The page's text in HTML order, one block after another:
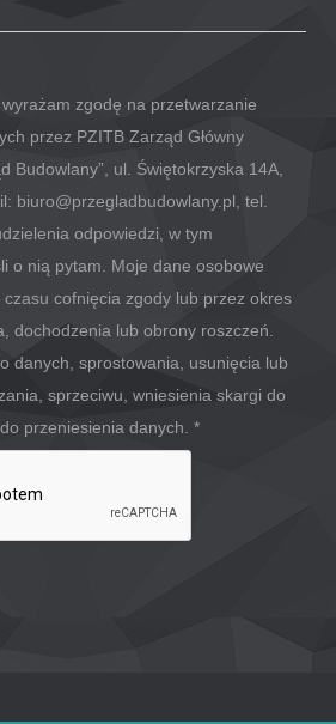
zgodę na przetwarzanie
przez PZITB Zarząd Główny
Budowlany”, ul. Świętokrzyska 14A,
biuro@przegladbudowlany.pl, tel.
odpowiedzi, w tym
o nią pytam. Moje dane osobowe
cofnięcia zgody lub przez okres
dochodzenia lub obrony roszczeń.
danych, sprostowania, usunięcia lub
sprzeciwu, wniesienia skargi do
przeniesienia danych. *